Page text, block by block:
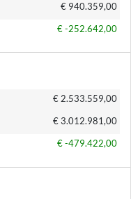
€ 940.359,00
€ -252.642,00
€ 2.533.559,00
€ 3.012.981,00
€ -479.422,00